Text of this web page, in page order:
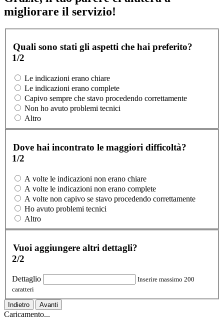
migliorare il servizio!
Quali sono stati gli aspetti che hai preferito?
1/2
Le indicazioni erano chiare
Le indicazioni erano complete
Capivo sempre che stavo procedendo correttamente
Non ho avuto problemi tecnici
Altro
Dove hai incontrato le maggiori difficoltà?
1/2
A volte le indicazioni non erano chiare
A volte le indicazioni non erano complete
A volte non capivo se stavo procedendo correttamente
Ho avuto problemi tecnici
Altro
Vuoi aggiungere altri dettagli?
2/2
Dettaglio
Inserire massimo 200
caratteri
Indietro Avanti
Caricamento...